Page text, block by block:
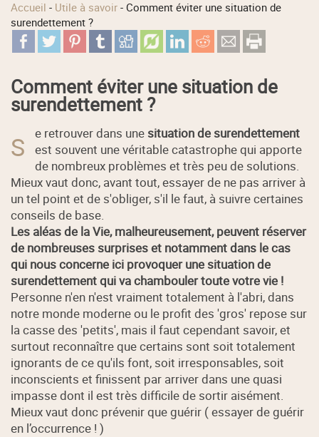
Accueil - Utile à savoir -Comment éviter une situation de
surendettement ?
Comment éviter une situation de
surendettement ?
S e retrouver dans une situation de surendettement
est souvent une véritable catastrophe qui apporte
de nombreux problèmes et très peu de solutions.
Mieux vaut donc, avant tout, essayer de ne pas arriver à
un tel point et de s'obliger, s'il le faut, à suivre certaines
conseils de base.
Les aléas de la Vie, malheureusement, peuvent réserver
de nombreuses surprises et notamment dans le cas
qui nous concerne ici provoquer une situation de
surendettement qui va chambouler toute votre vie !
Personne n'en n'est vraiment totalement à l'abri, dans
notre monde moderne ou le profit des 'gros' repose sur
la casse des 'petits', mais il faut cependant savoir, et
surtout reconnaître que certains sont soit totalement
ignorants de ce qu'ils font, soit irresponsables, soit
inconscients et finissent par arriver dans une quasi
impasse dont il est très difficile de sortir aisément.
Mieux vaut donc prévenir que guérir ( essayer de guérir
en l’occurrence ! )